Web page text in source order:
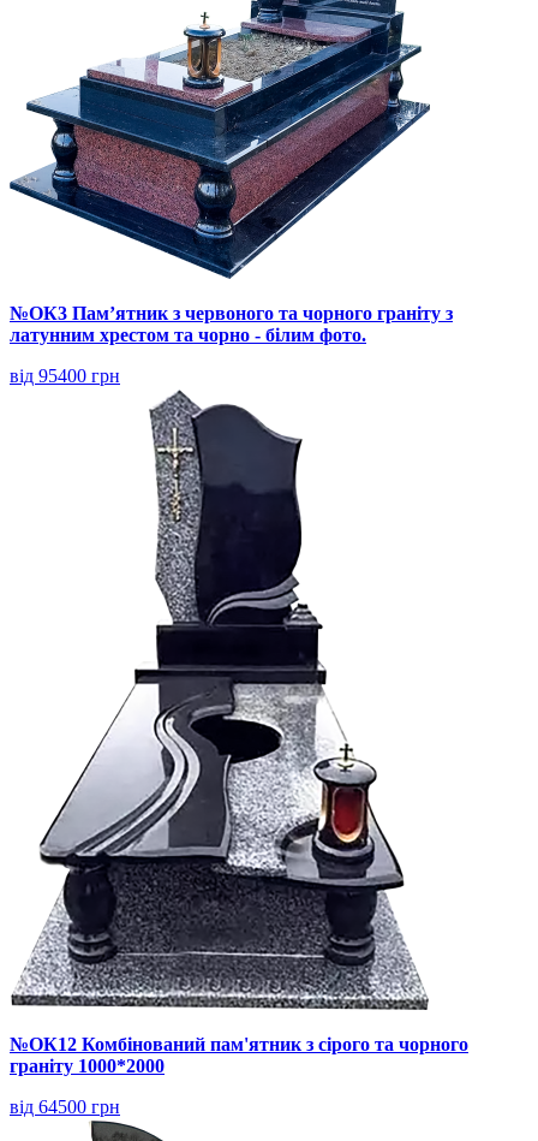
№ОК3 Пам’ятник з червоного та чорного граніту з
латунним хрестом та чорно - білим фото.
від 95400 грн
№ОК12 Комбінований пам'ятник з сірого та чорного
граніту 1000*2000
від 64500 грн